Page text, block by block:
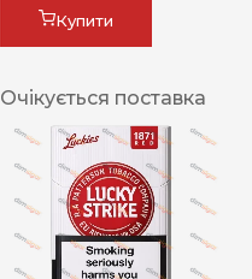
Купити
Очікується поставка